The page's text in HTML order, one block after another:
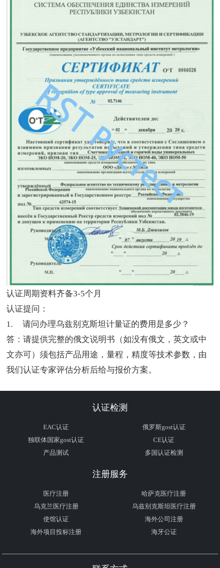
认证周期资料齐备3-5个月
认证提问：
1. 请问办理乌兹别克斯坦计量证的费用是多少？
答：请提供完整的俄文说明书（如没有俄文，英文或中
文亦可）须包括产品用途，量程，精度等技术参数，由
我们认证专家评估分析后给与报价方案。
认证检测
EAC认证
俄罗斯gost认证
独联体国家gost认证
CE认证
产品测试
多国认证检测
注册服务
医疗注册
哈萨克医疗注册
乌克兰医疗注册
乌兹别克斯坦医疗注册
使馆认证
海外公司注册
海外项目投标注册
海牙公证